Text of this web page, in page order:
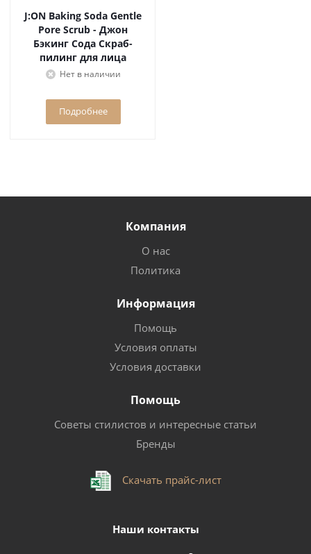
J:ON Baking Soda Gentle
Pore Scrub - Джон
Бэкинг Сода Скраб-
пилинг для лица
содовый, 1 шт * 5гр
Нет в наличии
Подробнее
Компания
О нас
Политика
Информация
Помощь
Условия оплаты
Условия доставки
Помощь
Советы стилистов и интересные статьи
Бренды
Скачать прайс-лист
Наши контакты